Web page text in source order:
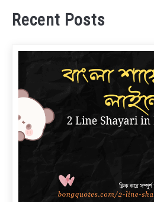
Recent Posts